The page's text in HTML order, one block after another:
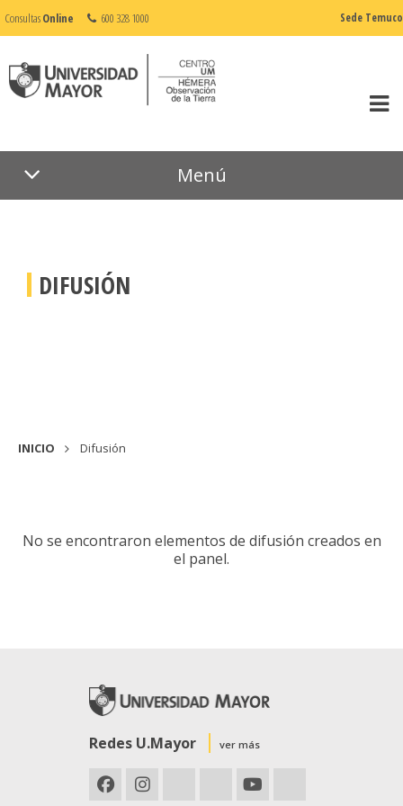
ConsultasOnline 600 328 1000 Sede Temuco
Menú
DIFUSIÓN
INICIO Difusión
No se encontraron elementos de difusión creados en
el panel.
Redes U.Mayor ver más